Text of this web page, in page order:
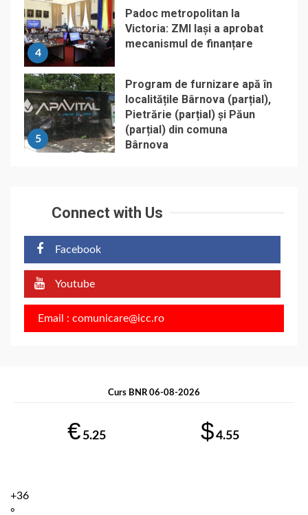
4
Padoc metropolitan la
Victoria: ZMI Iași a aprobat
mecanismul de finanțare
5
Program de furnizare apă în
localitățile Bârnova (parțial),
Pietrărie (parțial) și Păun
(parțial) din comuna
Bârnova
Connect with Us
Facebook
Youtube
Email : comunicare@icc.ro
Curs BNR 06-08-2026
€ 5.25 $4.55
+36
°